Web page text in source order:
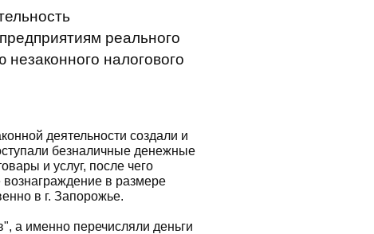
реального
налогового
деятельности создали и
безналичные денежные
и услуг, после чего
в размере
в г. Запорожье.
а именно перечисляли деньги